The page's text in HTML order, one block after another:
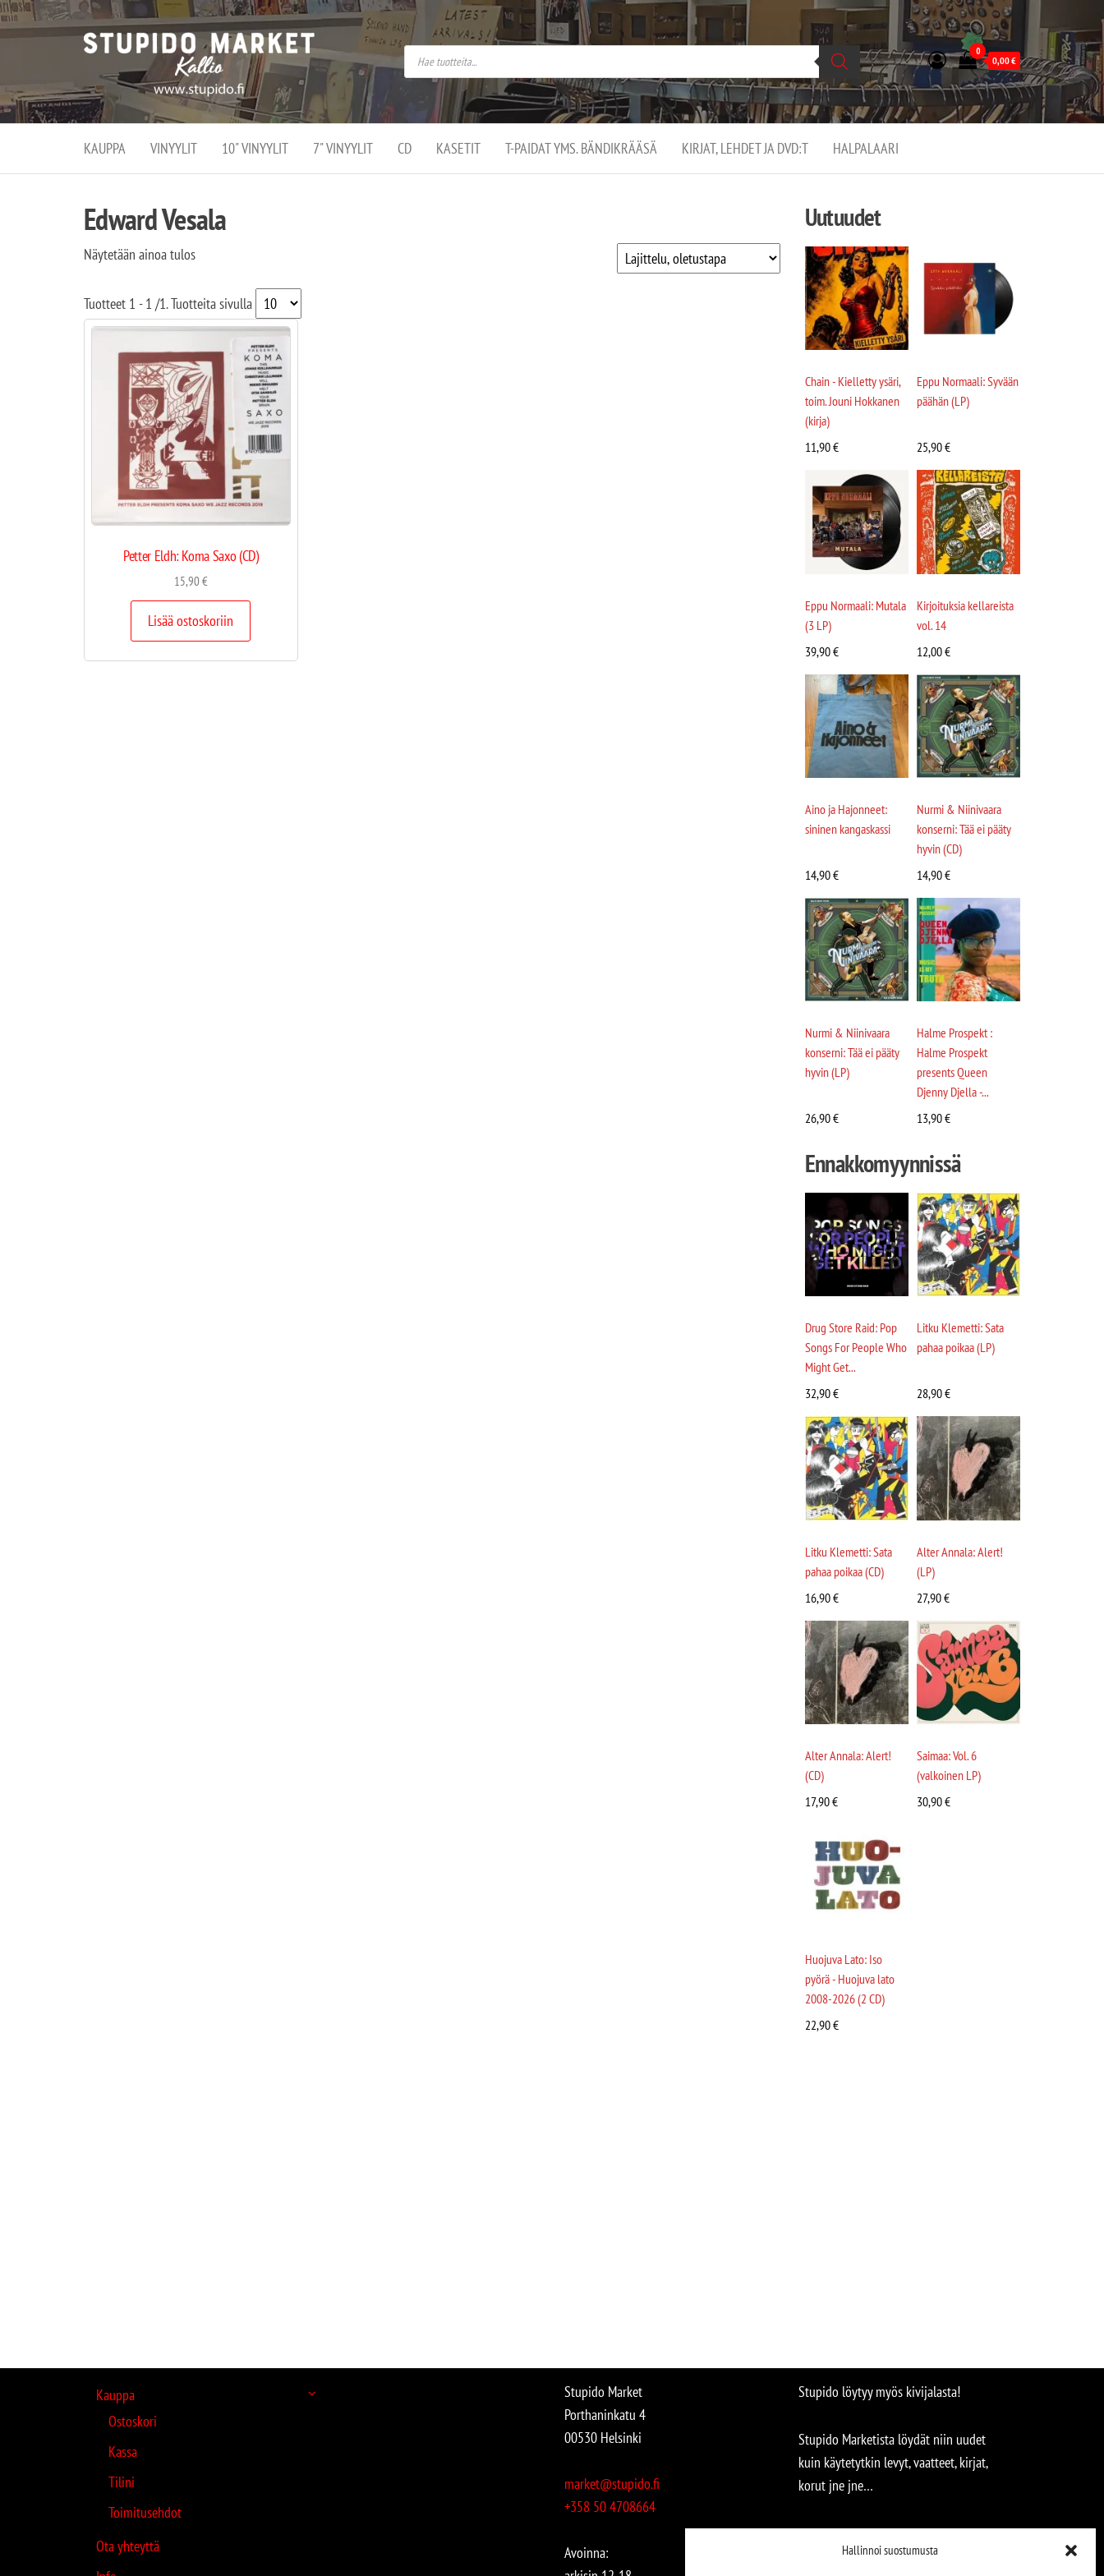
Hallinnoi suostumusta
Stupido
Market –
verkossa
ja
kivijalassa
Stupido Market on
vaihtoehtomusaan
erikoistunut
verkko- sekä
kivijalkakauppa
Helsingissä
Kallion
0
0,00€
KAUPPA VINYYLIT 10" VINYYLIT 7" VINYYLIT CD KASETIT T-PAIDAT YMS. BÄNDIKRÄÄSÄ KIRJAT, LEHDET JA DVD:T HALPALAARI
Edward Vesala
Näytetään ainoa tulos
Tuotteet 1 - 1 /1. Tuotteita sivulla
Petter Eldh: Koma Saxo (CD)
15,90€
Lisää ostoskoriin
Uutuudet
Chain - Kielletty ysäri,
toim. Jouni Hokkanen
(kirja)
11,90€
Eppu Normaali: Syvään
päähän (LP)
25,90€
Eppu Normaali: Mutala
(3 LP)
39,90€
Kirjoituksia kellareista
vol. 14
12,00€
Aino ja Hajonneet:
sininen kangaskassi
14,90€
Nurmi & Niinivaara
konserni: Tää ei pääty
hyvin (CD)
14,90€
Nurmi & Niinivaara
konserni: Tää ei pääty
hyvin (LP)
26,90€
Halme Prospekt :
Halme Prospekt
presents Queen
Djenny Djella -...
13,90€
Ennakkomyynnissä
Drug Store Raid: Pop
Songs For People Who
Might Get...
32,90€
Litku Klemetti: Sata
pahaa poikaa (LP)
28,90€
Litku Klemetti: Sata
pahaa poikaa (CD)
16,90€
Alter Annala: Alert!
(LP)
27,90€
Alter Annala: Alert!
(CD)
17,90€
Saimaa: Vol. 6
(valkoinen LP)
30,90€
Huojuva Lato: Iso
pyörä - Huojuva lato
2008-2026 (2 CD)
22,90€
Kauppa
Ostoskori
Kassa
Tilini
Toimitusehdot
Ota yhteyttä
Stupido Market
Porthaninkatu 4
00530 Helsinki
market@stupido.fi
+358 50 4708664
Avoinna:
Stupido löytyy myös kivijalasta!
Stupido Marketista löydät niin uudet
kuin käytetytkin levyt, vaatteet, kirjat,
korut jne jne…